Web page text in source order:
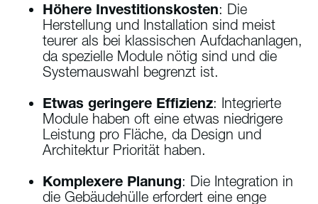
Höhere Investitionskosten: Die
Herstellung und Installation sind meist
teurer als bei klassischen Aufdachanlagen,
da spezielle Module nötig sind und die
Systemauswahl begrenzt ist.
Etwas geringere Effizienz: Integrierte
Module haben oft eine etwas niedrigere
Leistung pro Fläche, da Design und
Architektur Priorität haben.
Komplexere Planung: Die Integration in
die Gebäudehülle erfordert eine enge